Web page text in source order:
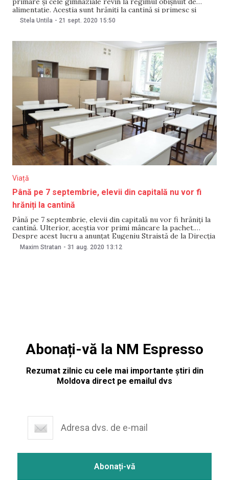
alimentație. Aceștia sunt hrăniți la cantină și primesc și
bucate calde, se arată într-un comunicat publicat de
primăria capitalei. Viceprimarul capitalei, Angela Cutasevici,
Stela Untila - 21 sept. 2020 15:50
Viață
Până pe 7 septembrie, elevii din capitală nu vor fi
hrăniți la cantină
Până pe 7 septembrie, elevii din capitală nu vor fi hrăniți la
cantină. Ulterior, aceștia vor primi mâncare la pachet.
Despre acest lucru a anunțat Eugeniu Straistă de la Direcția
Securitatea Alimentelor, în cadrul ședinței Consiliului
Municipal Chișinău, astăzi, 31 august, informează Agora.
Maxim Stratan - 31 aug. 2020 13:12
Abonați-vă la NM Espresso
Rezumat zilnic cu cele mai importante știri din
Moldova direct pe emailul dvs